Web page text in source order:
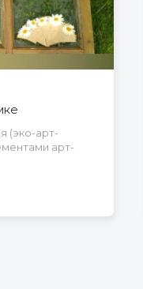
(эко-арт-
арт-